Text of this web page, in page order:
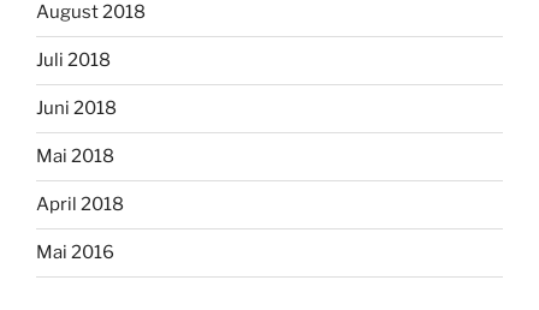
August 2018
Juli 2018
Juni 2018
Mai 2018
April 2018
Mai 2016